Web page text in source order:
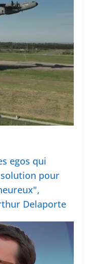
egos qui
pour
Delaporte